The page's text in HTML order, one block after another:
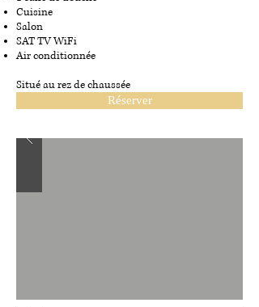
Cuisine
Salon
SAT TV WiFi
Air conditionnée
Situé au rez de chaussée
Réserver